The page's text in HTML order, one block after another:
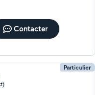
Contacter
Particulier